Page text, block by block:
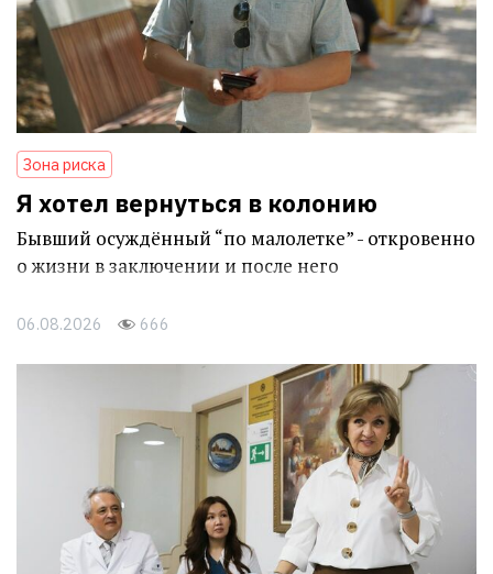
Зона риска
Я хотел вернуться в колонию
Бывший осуждённый “по малолетке” - откровенно
о жизни в заключении и после него
06.08.2026 666